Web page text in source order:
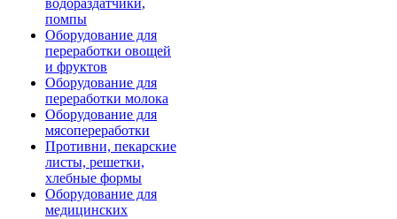
водораздатчики,
помпы
Оборудование для
переработки овощей
и фруктов
Оборудование для
переработки молока
Оборудование для
мясопереработки
Противни, пекарские
листы, решетки,
хлебные формы
Оборудование для
медицинских